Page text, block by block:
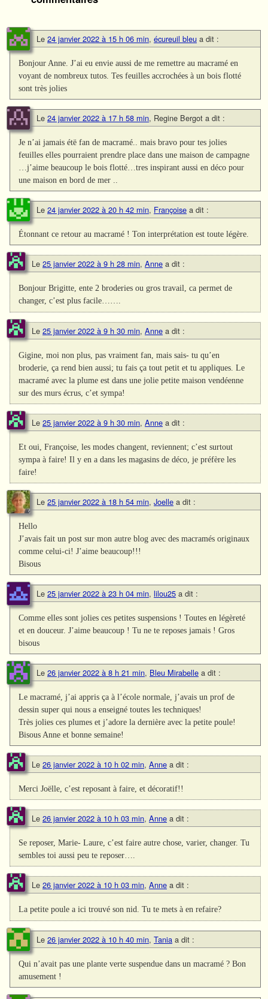
Le 24 janvier 2022 à 15 h 06 min, écureuil bleu a dit :
Bonjour Anne. J’ai eu envie aussi de me remettre au macramé en
voyant de nombreux tutos. Tes feuilles accrochées à un bois flotté
sont très jolies
Le 24 janvier 2022 à 17 h 58 min, Regine Bergot a dit :
Je n’ai jamais étë fan de macramé.. mais bravo pour tes jolies
feuilles elles pourraient prendre place dans une maison de campagne
…j’aime beaucoup le bois flotté…tres inspirant aussi en déco pour
une maison en bord de mer ..
Le 24 janvier 2022 à 20 h 42 min, Françoise a dit :
Étonnant ce retour au macramé ! Ton interprétation est toute légère.
Le 25 janvier 2022 à 9 h 28 min, Anne a dit :
Bonjour Brigitte, ente 2 broderies ou gros travail, ca permet de
changer, c’est plus facile…….
Le 25 janvier 2022 à 9 h 30 min, Anne a dit :
Gigine, moi non plus, pas vraiment fan, mais sais- tu qu’en
broderie, ça rend bien aussi; tu fais ça tout petit et tu appliques. Le
macramé avec la plume est dans une jolie petite maison vendéenne
sur des murs écrus, c’et sympa!
Le 25 janvier 2022 à 9 h 30 min, Anne a dit :
Et oui, Françoise, les modes changent, reviennent; c’est surtout
sympa à faire! Il y en a dans les magasins de déco, je préfère les
faire!
Le 25 janvier 2022 à 18 h 54 min, Joelle a dit :
Hello
J’avais fait un post sur mon autre blog avec des macramés originaux
comme celui-ci! J’aime beaucoup!!!
Bisous
Le 25 janvier 2022 à 23 h 04 min, lilou25 a dit :
Comme elles sont jolies ces petites suspensions ! Toutes en légèreté
et en douceur. J’aime beaucoup ! Tu ne te reposes jamais ! Gros
bisous
Le 26 janvier 2022 à 8 h 21 min, Bleu Mirabelle a dit :
Le macramé, j’ai appris ça à l’école normale, j’avais un prof de
dessin super qui nous a enseigné toutes les techniques!
Très jolies ces plumes et j’adore la dernière avec la petite poule!
Bisous Anne et bonne semaine!
Le 26 janvier 2022 à 10 h 02 min, Anne a dit :
Merci Joëlle, c’est reposant à faire, et décoratif!!
Le 26 janvier 2022 à 10 h 03 min, Anne a dit :
Se reposer, Marie- Laure, c’est faire autre chose, varier, changer. Tu
sembles toi aussi peu te reposer….
Le 26 janvier 2022 à 10 h 03 min, Anne a dit :
La petite poule a ici trouvé son nid. Tu te mets à en refaire?
Le 26 janvier 2022 à 10 h 40 min, Tania a dit :
Qui n’avait pas une plante verte suspendue dans un macramé ? Bon
amusement !